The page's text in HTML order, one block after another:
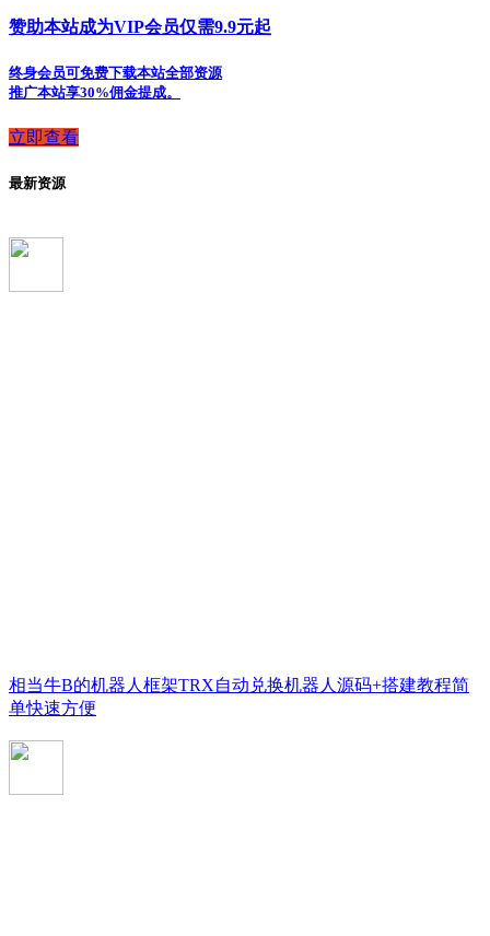
赞助本站成为VIP会员仅需9.9元起
终身会员可免费下载本站全部资源
推广本站享30%佣金提成。
立即查看
最新资源
相当牛B的机器人框架TRX自动兑换机器人源码+搭建教程简
单快速方便